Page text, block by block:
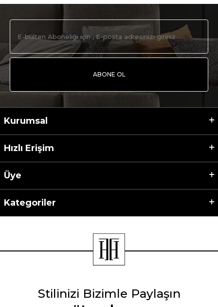
ABONE OL
Kurumsal
Hızlı Erişim
Üye
Kategoriler
Stilinizi Bizimle Paylaşın